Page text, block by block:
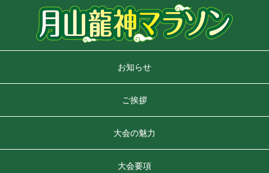
お知らせ
ご挨拶
大会の魅力
大会要項